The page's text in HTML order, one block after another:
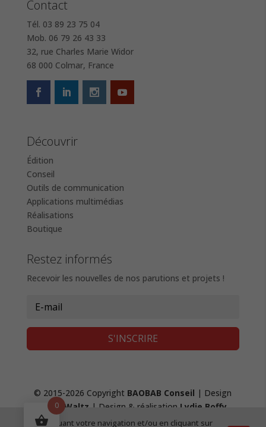
Contact
Tél. 03 89 23 75 04
Mob. 06 79 26 43 33
32, rue Charles Marie Widor
68 000 Colmar, France
Découvrir
Édition
Conseil
Outils de communication
Applications multimédias
Réalisations
Boutique
Restez informés
Recevoir les nouvelles de nos parutions et projets !
S'INSCRIRE
© 2015-2026 Copyright BAOBAB Conseil | Design
Fanny Waltz | Design & réalisation Lydie Boffy,
création de site web|Mentions Légales &
0
En continuant votre navigation et/ou en cliquant sur